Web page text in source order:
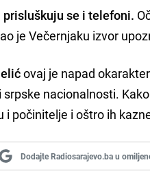
se i telefoni.
je Večernjaku izvor
ovaj je napad
nacionalnosti.
i počinitelje i oštro ih
Dodajte Radiosarajevo.ba u